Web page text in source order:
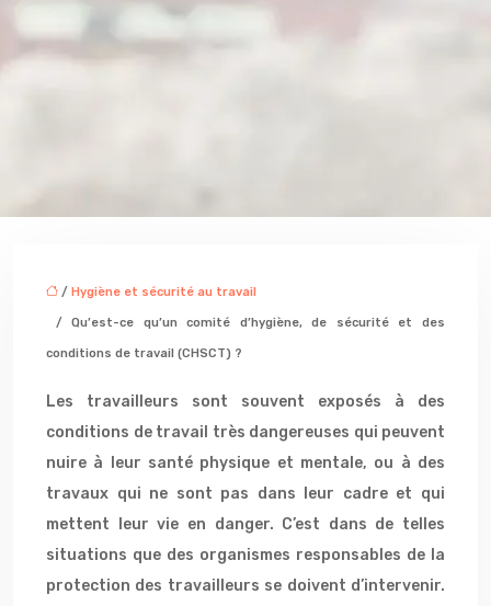
/ Hygiène et sécurité au travail
/ Qu’est-ce qu’un comité d’hygiène, de sécurité et des
conditions de travail (CHSCT) ?
Les travailleurs sont souvent exposés à des
conditions de travail très dangereuses qui peuvent
nuire à leur santé physique et mentale, ou à des
travaux qui ne sont pas dans leur cadre et qui
mettent leur vie en danger. C’est dans de telles
situations que des organismes responsables de la
protection des travailleurs se doivent d’intervenir.